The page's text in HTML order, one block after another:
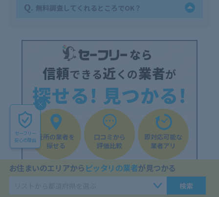
Q. 無料調査してくれるところでOK？
信頼できる近くの業者が
探せる! 見つかる!
近所の業者を
探せる
口コミから
評価比較
即対応可能な
業者アリ
信頼できる業者を探す
お住まいのエリアから ピッタリの業者が見つかる
検索
セーフリー
安心の理由